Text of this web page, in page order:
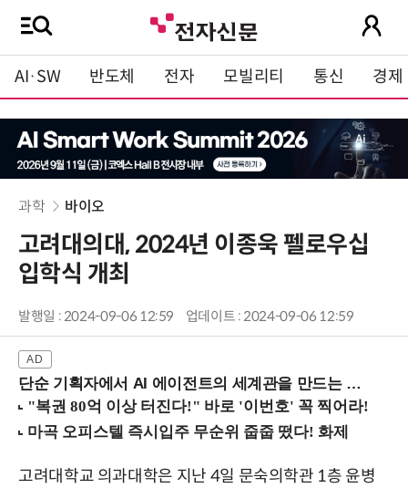
AI·SW 반도체 전자 모빌리티 통신 경제
과학 바이오
고려대의대, 2024년 이종욱 펠로우십
입학식 개최
발행일 : 2024-09-06 12:59 업데이트 : 2024-09-06 12:59
단순 기획자에서 AI 에이전트의 세계관을 만드는 지식 설계자로.. (8/20 강남역)
고려대학교 의과대학은 지난 4일 문숙의학관 1층 윤병